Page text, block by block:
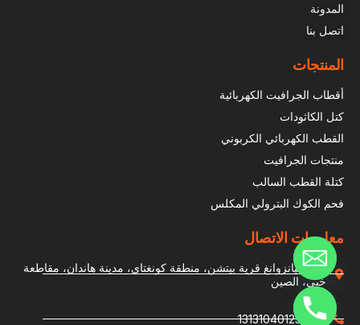
المدونة
اتصل بنا
المنتجات
أقطاب الجرافيت الكهربائية
كتل الكاثودات
القطب الكهربائي الكربوني
منتجات الجرافيت
كتلة القطب السالب
فحم الكوك البترولي المكلس
معلومات الاتصال
بلدة جيانزوانغ قرية بيتشن، منطقة كونغتاي، مدينة هاندان، مقاطعة
خبي، الصين
+86 13131040125